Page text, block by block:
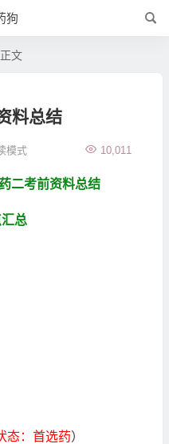
狗
正文
料总结
10,011
模式
二考前资料总结
总
态：首选药）